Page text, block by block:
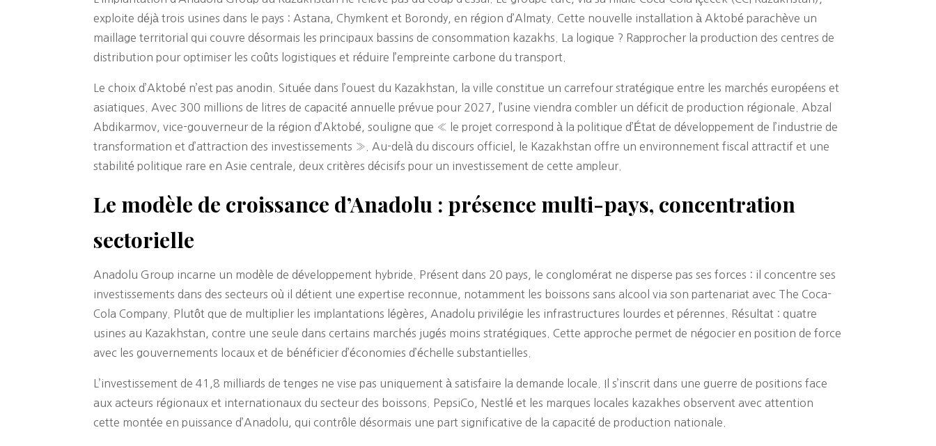
exploite déjà trois usines dans le pays : Astana, Chymkent et Borondy, en région d’Almaty. Cette nouvelle installation à Aktobé parachève un
maillage territorial qui couvre désormais les principaux bassins de consommation kazakhs. La logique ? Rapprocher la production des centres de
distribution pour optimiser les coûts logistiques et réduire l’empreinte carbone du transport.
Le choix d’Aktobé n’est pas anodin. Située dans l’ouest du Kazakhstan, la ville constitue un carrefour stratégique entre les marchés européens et
asiatiques. Avec 300 millions de litres de capacité annuelle prévue pour 2027, l’usine viendra combler un déficit de production régionale. Abzal
Abdikarmov, vice-gouverneur de la région d’Aktobé, souligne que « le projet correspond à la politique d’État de développement de l’industrie de
transformation et d’attraction des investissements ». Au-delà du discours officiel, le Kazakhstan offre un environnement fiscal attractif et une
stabilité politique rare en Asie centrale, deux critères décisifs pour un investissement de cette ampleur.
Le modèle de croissance d’Anadolu : présence multi-pays, concentration
sectorielle
Anadolu Group incarne un modèle de développement hybride. Présent dans 20 pays, le conglomérat ne disperse pas ses forces : il concentre ses
investissements dans des secteurs où il détient une expertise reconnue, notamment les boissons sans alcool via son partenariat avec The Coca-
Cola Company. Plutôt que de multiplier les implantations légères, Anadolu privilégie les infrastructures lourdes et pérennes. Résultat : quatre
usines au Kazakhstan, contre une seule dans certains marchés jugés moins stratégiques. Cette approche permet de négocier en position de force
avec les gouvernements locaux et de bénéficier d’économies d’échelle substantielles.
L’investissement de 41,8 milliards de tenges ne vise pas uniquement à satisfaire la demande locale. Il s’inscrit dans une guerre de positions face
aux acteurs régionaux et internationaux du secteur des boissons. PepsiCo, Nestlé et les marques locales kazakhes observent avec attention
cette montée en puissance d’Anadolu, qui contrôle désormais une part significative de la capacité de production nationale.